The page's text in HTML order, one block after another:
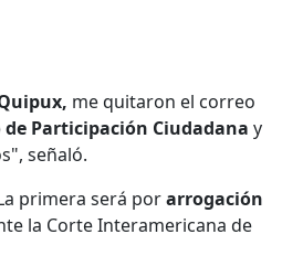
me quitaron el correo
de Participación Ciudadana y
señaló.
primera será porarrogación
la Corte Interamericana de